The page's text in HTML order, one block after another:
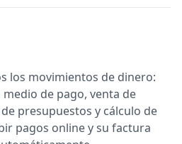
los movimientos de dinero:
de pago, venta de
presupuestos y cálculo de
pagos online y su factura